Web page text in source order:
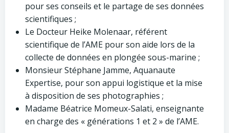
pour ses conseils et le partage de ses données
scientifiques ;
Le Docteur Heike Molenaar, référent
scientifique de l’AME pour son aide lors de la
collecte de données en plongée sous-marine ;
Monsieur Stéphane Jamme, Aquanaute
Expertise, pour son appui logistique et la mise
à disposition de ses photographies ;
Madame Béatrice Momeux-Salati, enseignante
en charge des « générations 1 et 2 » de l’AME.